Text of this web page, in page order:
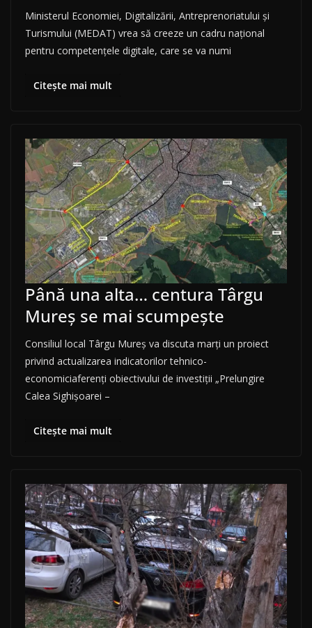
Ministerul Economiei, Digitalizării, Antreprenoriatului și
Turismului (MEDAT) vrea să creeze un cadru național
pentru competențele digitale, care se va numi
Citește mai mult
Până una alta… centura Târgu
Mureș se mai scumpește
Consiliul local Târgu Mureș va discuta marți un proiect
privind actualizarea indicatorilor tehnico-
economiciaferenți obiectivului de investiții „Prelungire
Calea Sighișoarei –
Citește mai mult